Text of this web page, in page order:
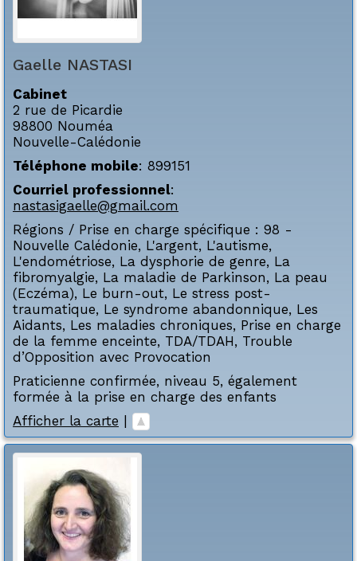
Gaelle NASTASI
Cabinet
2 rue de Picardie
98800 Nouméa
Nouvelle-Calédonie
Téléphone mobile: 899151
Courriel professionnel:
nastasigaelle@gmail.com
Régions / Prise en charge spécifique : 98 -
Nouvelle Calédonie, L'argent, L'autisme,
L'endométriose, La dysphorie de genre, La
fibromyalgie, La maladie de Parkinson, La peau
(Eczéma), Le burn-out, Le stress post-
traumatique, Le syndrome abandonnique, Les
Aidants, Les maladies chroniques, Prise en charge
de la femme enceinte, TDA/TDAH, Trouble
d’Opposition avec Provocation
Praticienne confirmée, niveau 5, également
formée à la prise en charge des enfants
Afficher la carte